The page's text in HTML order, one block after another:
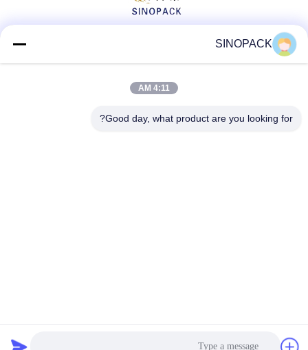
الاتصال السريع
SINOPACK
4:11 AM
Good day, what product are you looking for?